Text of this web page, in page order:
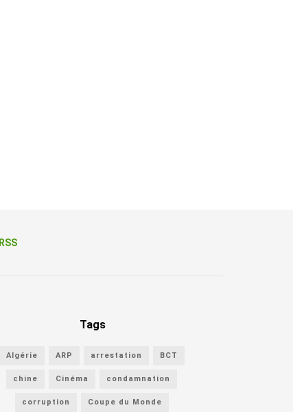
RSS
Tags
Algérie ARP arrestation BCT
chine Cinéma condamnation
corruption Coupe du Monde